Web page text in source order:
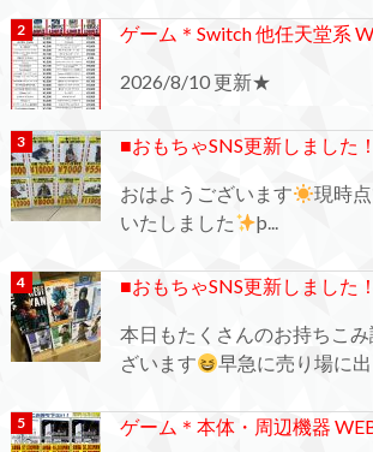
ゲーム＊Switch 他任天堂系
2026/8/10 更新★
■おもちゃSNS更新しました
おはようございます
現時
いたしました
þ...
■おもちゃSNS更新しました
本日もたくさんのお持ちこ
ざいます
早急に売り場に
ゲーム＊本体・周辺機器